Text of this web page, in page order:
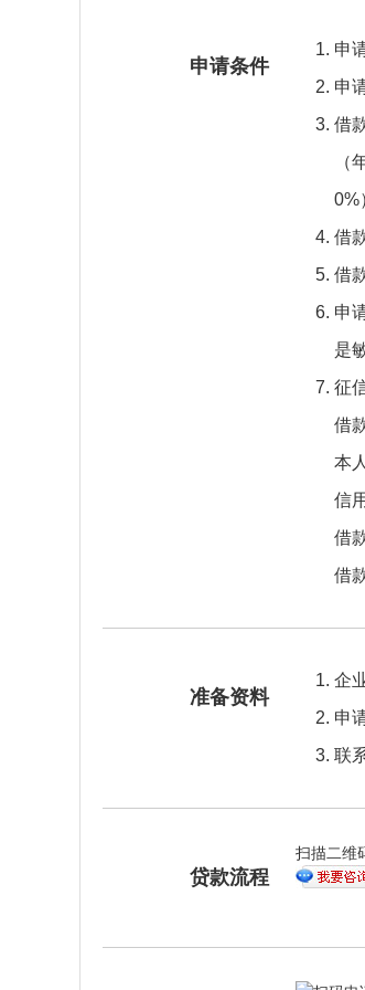
申请条件
申
申
借
（
0%
借
借
申
是
征
借
本
信
借
借
准备资料
企
申
联
贷款流程
扫描二